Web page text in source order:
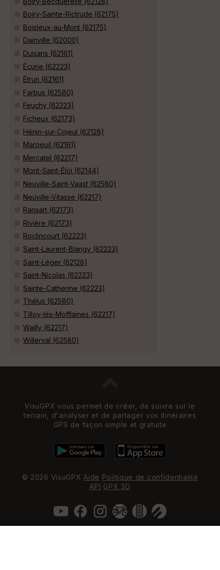
Boiry-Sainte-Rictrude (62175)
Boisleux-au-Mont (62175)
Dainville (62000)
Duisans (62161)
Écurie (62223)
Étrun (62161)
Farbus (62580)
Feuchy (62223)
Ficheux (62173)
Hénin-sur-Cojeul (62128)
Maroeuil (62161)
Mercatel (62217)
Mont-Saint-Éloi (62144)
Neuville-Saint-Vaast (62580)
Neuville-Vitasse (62217)
Ransart (62173)
Rivière (62173)
Roclincourt (62223)
Saint-Laurent-Blangy (62223)
Saint-Léger (62128)
Saint-Nicolas (62223)
Sainte-Catherine (62223)
Thélus (62580)
Tilloy-lès-Mofflaines (62217)
Wailly (62217)
Willerval (62580)
VisuGPX vous permet de créer, de suivre sur le
terrain, d'analyser et de partager vos itinéraires
GPS de façon simple et gratuite
© 2026 VisuGPX Aide Politique de confidentialité
API GPX 3D